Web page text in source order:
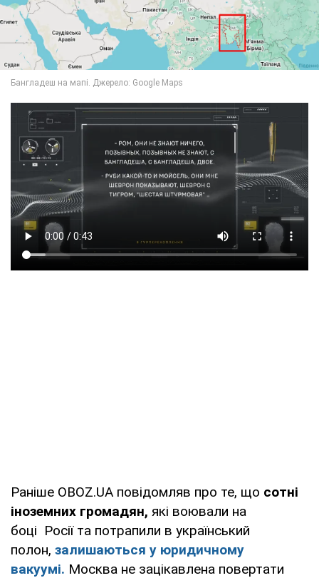
Раніше OBOZ.UA повідомляв про те, що сотні
іноземних громадян, які воювали на
боці Росії та потрапили в український
полон, залишаються у юридичному
вакуумі. Москва не зацікавлена повертати